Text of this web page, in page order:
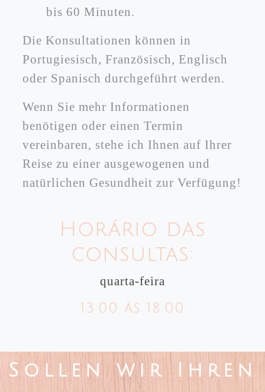
bis 60 Minuten.
Die Konsultationen können in
Portugiesisch, Französisch, Englisch
oder Spanisch durchgeführt werden.
Wenn Sie mehr Informationen
benötigen oder einen Termin
vereinbaren, stehe ich Ihnen auf Ihrer
Reise zu einer ausgewogenen und
natürlichen Gesundheit zur Verfügung!
Horário das
consultas:
quarta-feira
13:00 às 18:00
Sollen wir Ihren